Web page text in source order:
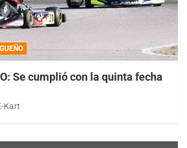
Se cumplió con la quinta fecha
Kart